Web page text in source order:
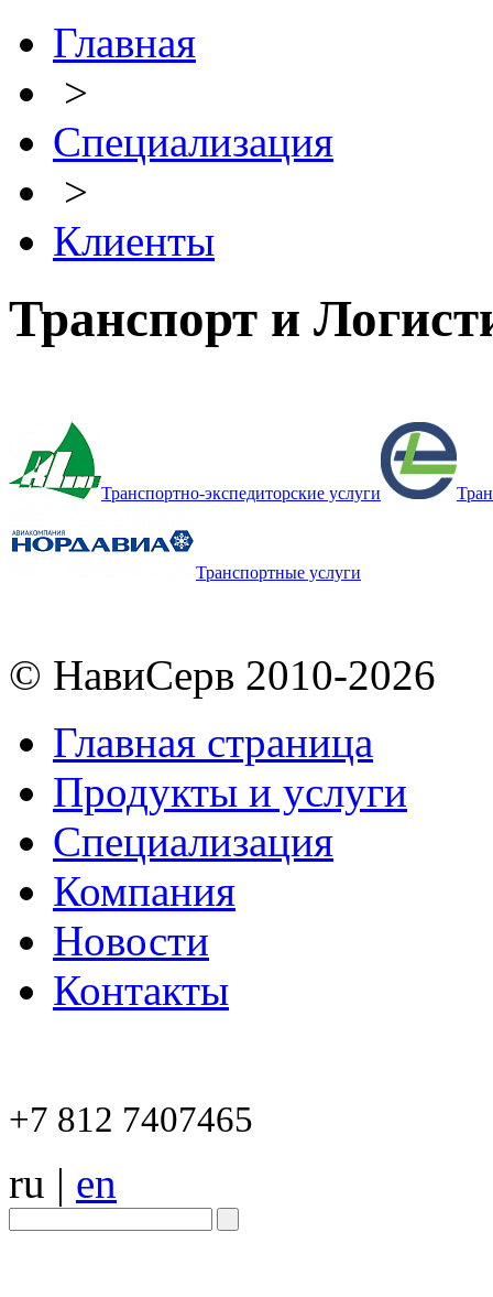
Главная
>
Специализация
>
Клиенты
Транспорт и
Транспортно-экспедиторские услуги
Транспортные услуги
© НавиСерв 2010-2026
Главная страница
Продукты и услуги
Специализация
Компания
Новости
Контакты
+7 812 7407465
ru | en